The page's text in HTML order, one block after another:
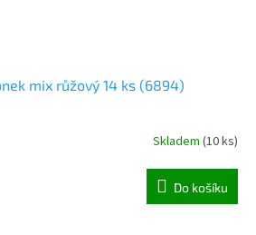
mix růžový 14 ks (6894)
Skladem (10 ks)
Do košíku